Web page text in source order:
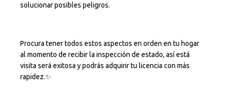
solucionar posibles peligros.
Procura tener todos estos aspectos en orden en tu hogar
al momento de recibir la inspección de estado, así está
visita será exitosa y podrás adquirir tu licencia con más
rapidez.✨